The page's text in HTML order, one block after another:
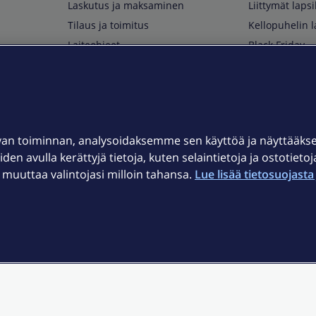
Laskutus ja maksaminen
Tilaus ja toimitus
Laiteohjeet
Kuuluvuuskartta
Asiakastiedotteet
OmaElisa-sovellus
Liittymät
Kellopuhelin
Black Friday
toiminnan, analysoidaksemme sen käyttöä ja
avulla kerättyjä tietoja, kuten selaintietoja ja
valintojasi milloin tahansa. Lue lisää tietosuojasta